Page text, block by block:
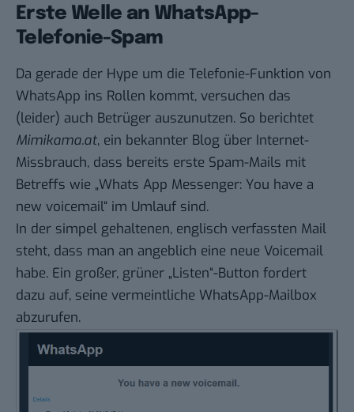
Erste Welle an WhatsApp-
Telefonie-Spam
Da gerade der Hype um die Telefonie-Funktion von
WhatsApp ins Rollen kommt, versuchen das
(leider) auch Betrüger auszunutzen. So berichtet
Mimikama.at, ein bekannter Blog über Internet-
Missbrauch, dass bereits erste Spam-Mails mit
Betreffs wie „Whats App Messenger: You have a
new voicemail“ im Umlauf sind.
In der simpel gehaltenen, englisch verfassten Mail
steht, dass man an angeblich eine neue Voicemail
habe. Ein großer, grüner „Listen“-Button fordert
dazu auf, seine vermeintliche WhatsApp-Mailbox
abzurufen.